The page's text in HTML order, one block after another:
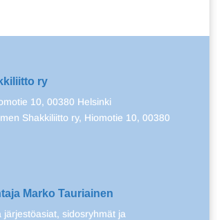
ry
10, 00380 Helsinki
Shakkiliitto ry, Hiomotie 10, 00380
Marko Tauriainen
järjestöasiat, sidosryhmät ja